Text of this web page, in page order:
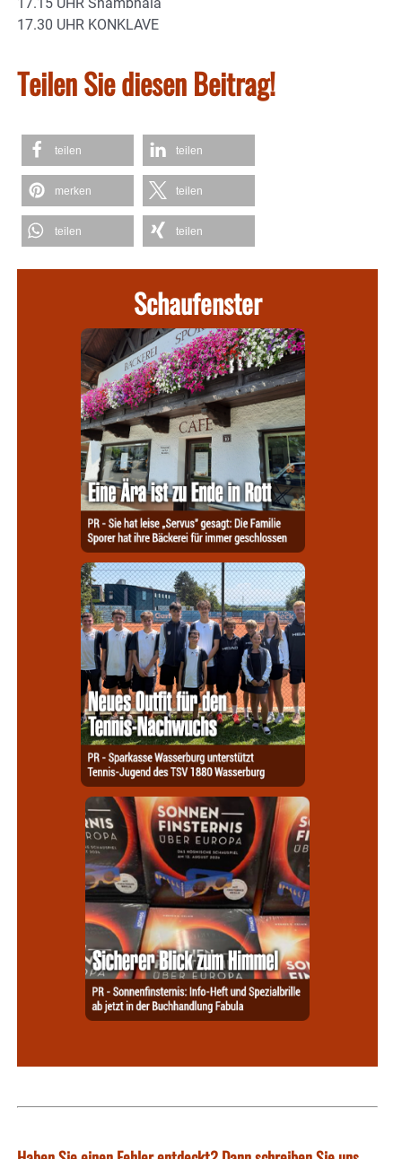
17.15 UHR Shambhala
17.30 UHR KONKLAVE
Teilen Sie diesen Beitrag!
teilen teilen
merken teilen
teilen teilen
Schaufenster